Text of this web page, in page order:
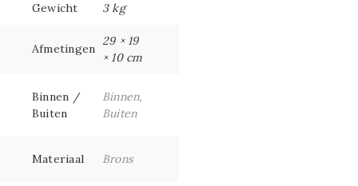
Gewicht 3 kg
Afmetingen
29 × 19
× 10 cm
Binnen /
Buiten
Binnen,
Buiten
Materiaal Brons